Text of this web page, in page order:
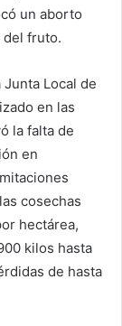
un aborto
del fruto.
Local de
en las
la falta de
en
cosechas
hectárea,
kilos hasta
de hasta